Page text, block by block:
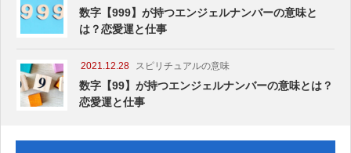
数字【999】が持つエンジェルナンバーの意味と
は？恋愛運と仕事
2021.12.28 スピリチュアルの意味
数字【99】が持つエンジェルナンバーの意味とは？
恋愛運と仕事